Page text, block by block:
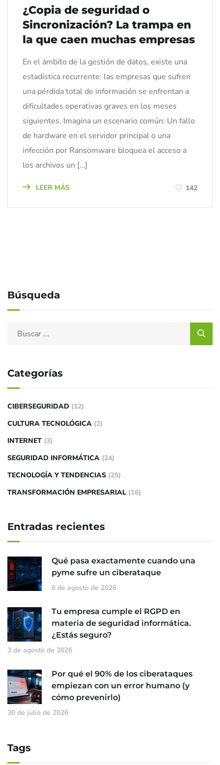
¿Copia de seguridad o
Sincronización? La trampa en
la que caen muchas empresas
En el ámbito de la gestión de datos, existe una
estadística recurrente: las empresas que sufren
una pérdida total de información se enfrentan a
dificultades operativas graves en los meses
siguientes. Imagina un escenario común: Un fallo
de hardware en el servidor principal o una
infección por Ransomware bloquea el acceso a
los archivos un […]
LEER MÁS 142
Búsqueda
Categorías
CIBERSEGURIDAD (12)
CULTURA TECNOLÓGICA (2)
INTERNET (3)
SEGURIDAD INFORMÁTICA (24)
TECNOLOGÍA Y TENDENCIAS (25)
TRANSFORMACIÓN EMPRESARIAL (16)
Entradas recientes
Qué pasa exactamente cuando una
pyme sufre un ciberataque
6 de agosto de 2026
Tu empresa cumple el RGPD en
materia de seguridad informática.
¿Estás seguro?
3 de agosto de 2026
Por qué el 90% de los ciberataques
empiezan con un error humano (y
cómo prevenirlo)
30 de julio de 2026
Tags